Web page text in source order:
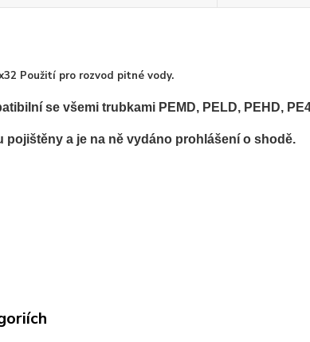
Použití pro rozvod pitné vody.
se všemi trubkami PEMD, PELD, PEHD,
a je na ně vydáno prohlášení o shodě.